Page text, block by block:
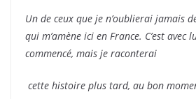
Un de ceux que je n’oublierai jamais
qui m’amène ici en France. C’est avec
commencé, mais je raconterai
cette histoire plus tard, au bon